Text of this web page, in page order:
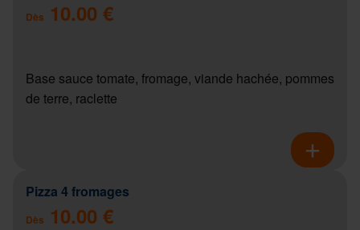
Dès 10.00 €
Base sauce tomate, fromage, viande hachée, pommes
de terre, raclette
Pizza 4 fromages
Dès 10.00 €